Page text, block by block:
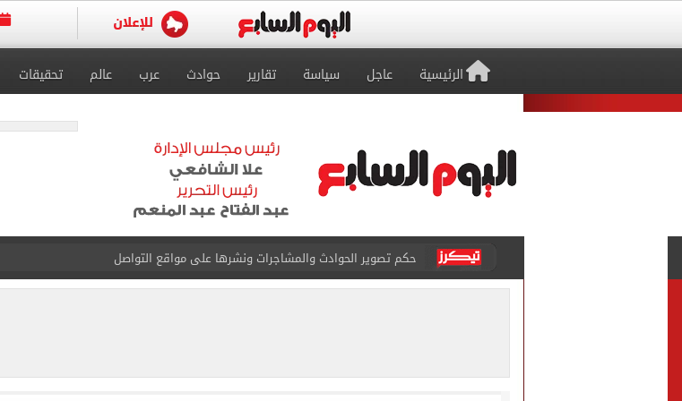
الرئيسية عاجل سياسة تقارير حوادث عرب عالم تحقيقات
حكم تصوير الحوادث والمشاجرات ونشرها على مواقع التواصل
محمد هنيدي فى رسالة مؤثرة بعد وفاة شقيقه: إمبارح فقدت أخ وكان حواليا ألف أخ
القومي لتنظيم الاتصالات يعلن إعادة إتاحة خدمة أرقامي عبر تطبيق My NTRA